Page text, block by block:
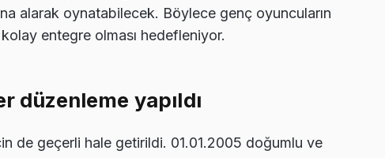
alarak oynatabilecek. Böylece genç oyuncuların
entegre olması hedefleniyor.
düzenleme yapıldı
de geçerli hale getirildi. 01.01.2005 doğumlu ve